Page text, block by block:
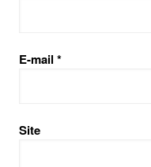
E-mail *
Site